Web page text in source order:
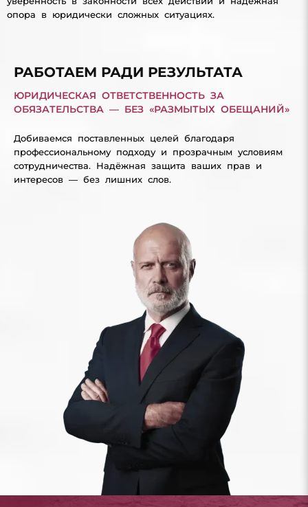
опора в юридически сложных ситуациях.
РАБОТАЕМ РАДИ РЕЗУЛЬТАТА
ЮРИДИЧЕСКАЯ ОТВЕТСТВЕННОСТЬ ЗА
ОБЯЗАТЕЛЬСТВА — БЕЗ «РАЗМЫТЫХ ОБЕЩАНИЙ»
Добиваемся поставленных целей благодаря
профессиональному подходу и прозрачным условиям
сотрудничества. Надёжная защита ваших прав и
интересов — без лишних слов.